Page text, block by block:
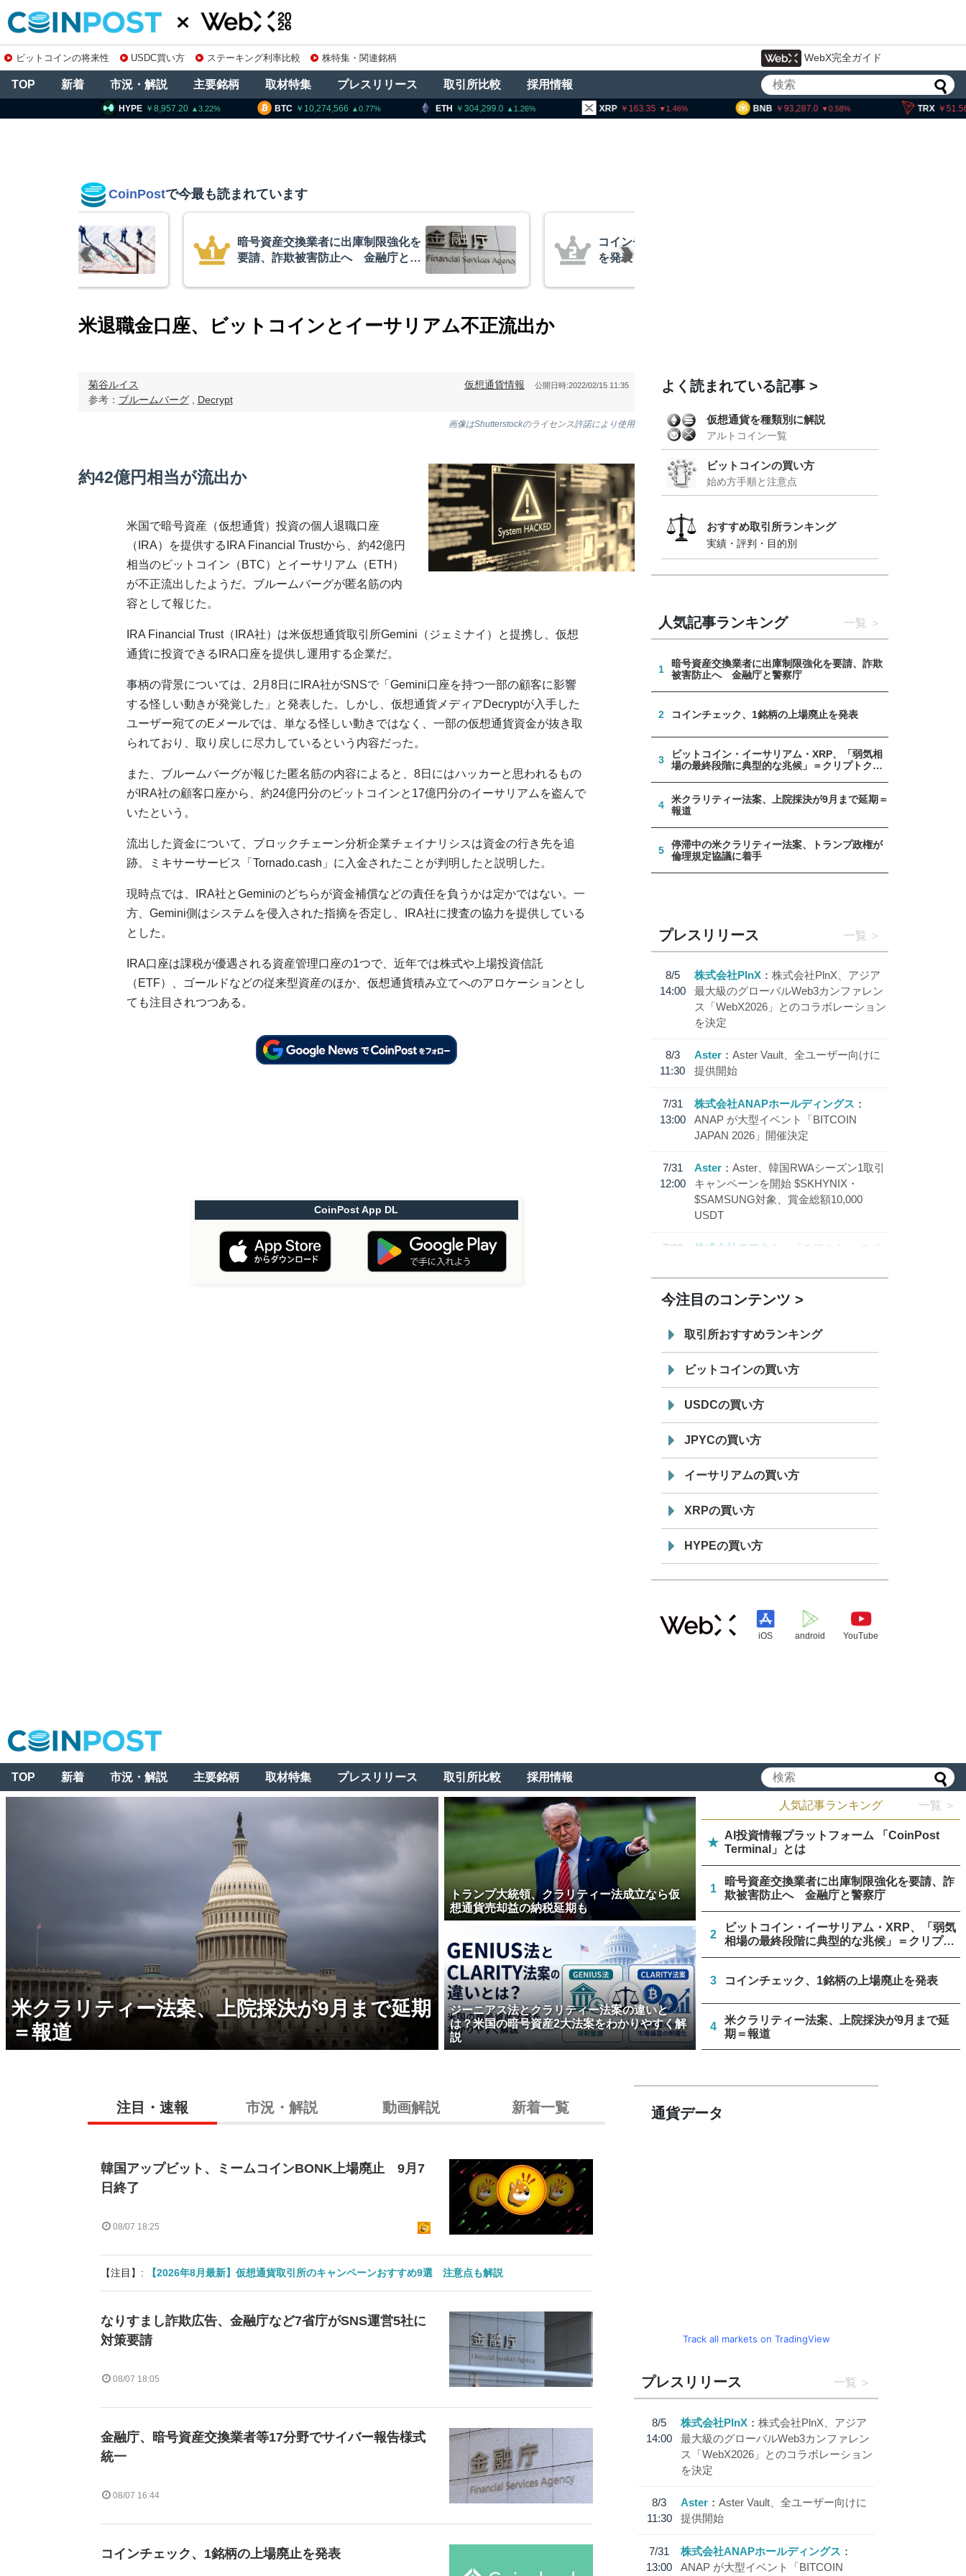
ビットコインの将来性 USDC買い方 ステーキング利率比較 株特集・関連銘柄 WebX完全ガイド
TOP 新着 市況・解説 主要銘柄 取材特集 プレスリリース 取引所比較 採用情報
BTC 10,274,566 ETH 304,299.0 XRP 163.35 1.46 BNB 93,287.0 TRX 51.56 0.41 SOL
CoinPostで今最も読まれています
コインチェック、1銘柄の上場廃止
を発表
ビットコイン・イーサリアム・
XRP、「弱気相場の最終段階に典型
米退職金口座、ビットコインとイーサリアム不正流出か
菊谷ルイス
参考： ブルームバーグ, Decrypt
仮想通貨情報 公開日時:2022/02/15 11:35
画像はShutterstockのライセンス許諾により使用
約42億円相当が流出か
米国で暗号資産（仮想通貨）投資の個人退職口座
（IRA）を提供するIRA Financial Trustから、約42億円
相当のビットコイン（BTC）とイーサリアム（ETH）
が不正流出したようだ。ブルームバーグが匿名筋の内
容として報じた。
IRA Financial Trust（IRA社）は米仮想通貨取引所Gemini（ジェミナイ）と提携し、仮想
通貨に投資できるIRA口座を提供し運用する企業だ。
事柄の背景については、2月8日にIRA社がSNSで「Gemini口座を持つ一部の顧客に影響
する怪しい動きが発覚した」と発表した。しかし、仮想通貨メディアDecryptが入手した
ユーザー宛てのEメールでは、単なる怪しい動きではなく、一部の仮想通貨資金が抜き取
られており、取り戻しに尽力しているという内容だった。
また、ブルームバーグが報じた匿名筋の内容によると、8日にはハッカーと思われるもの
がIRA社の顧客口座から、約24億円分のビットコインと17億円分のイーサリアムを盗んで
いたという。
流出した資金について、ブロックチェーン分析企業チェイナリシスは資金の行き先を追
跡。ミキサーサービス「Tornado.cash」に入金されたことが判明したと説明した。
現時点では、IRA社とGeminiのどちらが資金補償などの責任を負うかは定かではない。一
方、Gemini側はシステムを侵入された指摘を否定し、IRA社に捜査の協力を提供している
とした。
IRA口座は課税が優遇される資産管理口座の1つで、近年では株式や上場投資信託
（ETF）、ゴールドなどの従来型資産のほか、仮想通貨積み立てへのアロケーションとし
ても注目されつつある。
CoinPost App DL
よく読まれている記事
仮想通貨を種類別に解説
アルトコイン一覧
ビットコインの買い方
始め方手順と注意点
おすすめ取引所ランキング
実績・評判・目的別
人気記事ランキング 一覧
1
暗号資産交換業者に出庫制限強化を要請、詐欺
被害防止へ 金融庁と警察庁
2 コインチェック、1銘柄の上場廃止を発表
3
ビットコイン・イーサリアム・XRP、「弱気相
場の最終段階に典型的な兆候」＝クリプトクア
4
米クラリティー法案、上院採決が9月まで延期＝
報道
5
停滞中の米クラリティー法案、トランプ政権が
倫理規定協議に着手
プレスリリース 一覧
8/5
14:00
株式会社PlnX
株式会社PlnX、アジア
最大級のグローバルWeb3カンファレン
ス「WebX2026」とのコラボレーション
を決定
8/3
11:30
Aster
Aster Vault、全ユーザー向けに
提供開始
7/31
13:00
株式会社ANAPホールディングス
ANAP が大型イベント「BITCOIN
JAPAN 2026」開催決定
7/31
12:00
Aster
Aster、韓国RWAシーズン1取引
キャンペーンを開始 $SKHYNIX・
$SAMSUNG対象、賞金総額10,000
USDT
7/30
株式会社モアクト
「モアクト」 のポ
「 JPYC」を追加
19:30
てステーブルコイン「JPYSC」徹底解
説セミナーを開催
今注目のコンテンツ
取引所おすすめランキング
ビットコインの買い方
USDCの買い方
JPYCの買い方
イーサリアムの買い方
XRPの買い方
HYPEの買い方
iOS android YouTube
TOP 新着 市況・解説 主要銘柄 取材特集 プレスリリース 取引所比較 採用情報
米クラリティー法案、上院採決が9月まで延期
＝報道
トランプ大統領、クラリティー法成立なら仮
想通貨売却益の納税延期も
ジーニアス法とクラリティー法案の違いと
は？米国の暗号資産2大法案をわかりやすく解
説
人気記事ランキング 一覧 ＞
★
AI投資情報プラットフォーム 「CoinPost
Terminal」とは
1
暗号資産交換業者に出庫制限強化を要請、詐
欺被害防止へ 金融庁と警察庁
2
ビットコイン・イーサリアム・XRP、「弱気
相場の最終段階に典型的な兆候」＝クリプト
クアント
3 コインチェック、1銘柄の上場廃止を発表
4
米クラリティー法案、上院採決が9月まで延
期＝報道
注目・速報 市況・解説 動画解説 新着一覧
韓国アップビット、ミームコインBONK上場廃止 9月7
日終了
08/07 18:25
【注目】: 【2026年8月最新】仮想通貨取引所のキャンペーンおすすめ9選 注意点も解説
なりすまし詐欺広告、金融庁など7省庁がSNS運営5社に
対策要請
08/07 18:05
金融庁、暗号資産交換業者等17分野でサイバー報告様式
統一
08/07 16:44
コインチェック、1銘柄の上場廃止を発表
通貨データ
Track all markets on TradingView
プレスリリース 一覧
8/5
14:00
株式会社PlnX
株式会社PlnX、アジア
最大級のグローバルWeb3カンファレン
ス「WebX2026」とのコラボレーション
を決定
8/3
11:30
Aster
Aster Vault、全ユーザー向けに
提供開始
7/31
13:00
株式会社ANAPホールディングス
ANAP が大型イベント「BITCOIN